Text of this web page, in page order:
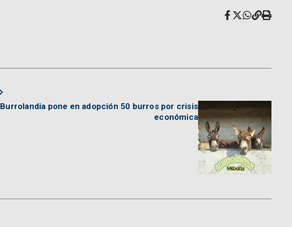
Burrolandia pone en adopción 50 burros por crisis
económica